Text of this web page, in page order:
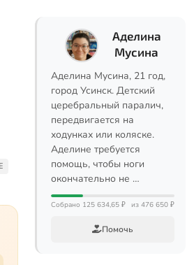
E
Аделина
Мусина
Аделина Мусина, 21 год,
город Усинск. Детский
церебральный паралич,
передвигается на
ходунках или коляске.
Аделине требуется
помощь, чтобы ноги
окончательно не …
Собрано 125 634,65 ₽ из 476 650 ₽
Помочь